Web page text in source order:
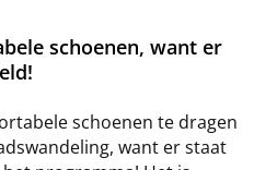
schoenen, want er
schoenen te dragen
want er staat